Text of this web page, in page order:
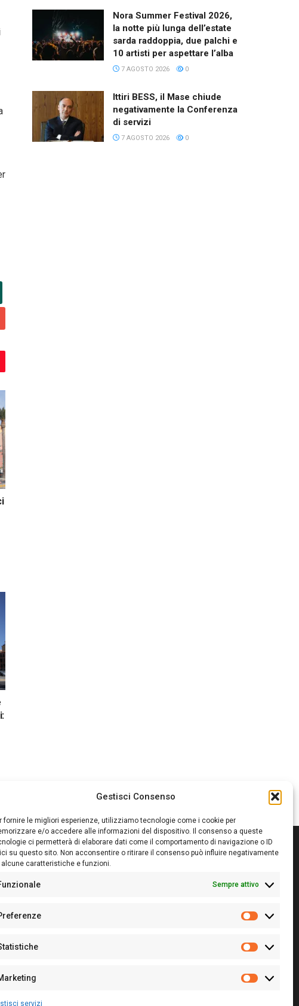
Gestisci Consenso
fornire le migliori esperienze, utilizziamo tecnologie come i cookie per
e/o accedere alle informazioni del dispositivo. Il consenso a queste
ci permetterà di elaborare dati come il comportamento di navigazione o ID
su questo sito. Non acconsentire o ritirare il consenso può influire negativamente
alcune caratteristiche e funzioni.
Sempre attivo
Statistiche
Marketing
servizi
Nora Summer Festival 2026,
la notte più lunga dell’estate
sarda raddoppia, due palchi e
10 artisti per aspettare l’alba
7 AGOSTO 2026 0
Ittiri BESS, il Mase chiude
negativamente la Conferenza
di servizi
7 AGOSTO 2026 0
Editore:Giampaolo Cirronis Ditta individuale
Sede:
N° di iscrizione al ROC:
N° 128/2020 del 10/02/2020
Per la Pubblicità: